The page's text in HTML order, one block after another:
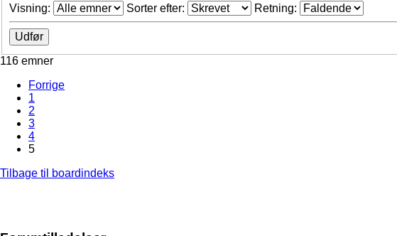
Visning:
Sorter efter: Retning:
116 emner
Forrige
1
2
3
4
5
Tilbage til boardindeks